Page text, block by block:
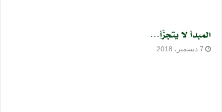
المبدأ لا يتجزّأ…
7 ديسمبر، 2018